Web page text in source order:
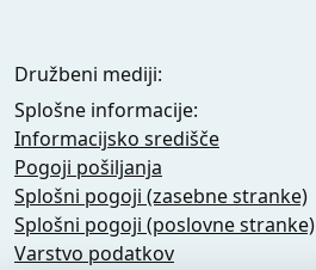
Družbeni mediji:
Splošne informacije:
Informacijsko središče
Pogoji pošiljanja
Splošni pogoji (zasebne stranke)
Splošni pogoji (poslovne stranke)
Varstvo podatkov